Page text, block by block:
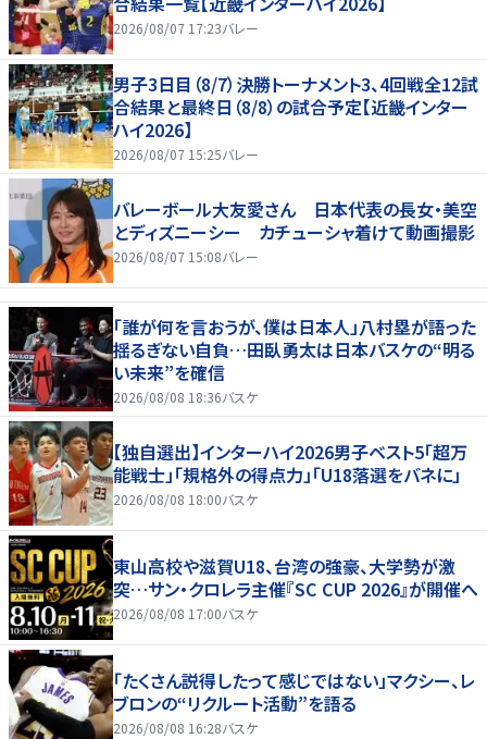
2026/08/07 17:23バレー
男子3日目（8/7）決勝トーナメント3、4回戦全12試
合結果と最終日（8/8）の試合予定【近畿インター
ハイ2026】
2026/08/07 15:25バレー
バレーボール大友愛さん 日本代表の長女・美空
とディズニーシー カチューシャ着けて動画撮影
2026/08/07 15:08バレー
「誰が何を言おうが、僕は日本人」八村塁が語った
揺るぎない自負…田臥勇太は日本バスケの“明る
い未来”を確信
2026/08/08 18:36バスケ
【独自選出】インターハイ2026男子ベスト5「超万
能戦士」「規格外の得点力」「U18落選をバネに」
2026/08/08 18:00バスケ
東山高校や滋賀U18、台湾の強豪、大学勢が激
突…サン・クロレラ主催『SC CUP 2026』が開催へ
2026/08/08 17:00バスケ
「たくさん説得したって感じではない」マクシー、レ
ブロンの“リクルート活動”を語る
2026/08/08 16:28バスケ